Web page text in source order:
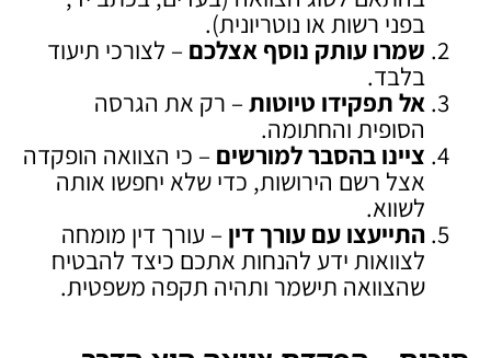
בפני רשות או נוטריונית).
שמרו עותק נוסף אצלכם – לצורכי תיעוד
בלבד.
אל תפקידו טיוטות – רק את הגרסה
הסופית והחתומה.
ציינו בהסבר למורשים – כי הצוואה הופקדה
אצל רשם הירושות, כדי שלא יחפשו אותה
לשווא.
התייעצו עם עורך דין – עורך דין מומחה
לצוואות ידע להנחות אתכם כיצד להבטיח
שהצוואה תישמר ותהיה תקפה משפטית.